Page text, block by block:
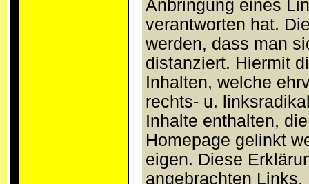
Anbringung eines
verantworten hat.
werden, dass man
distanziert. Hiermit
Inhalten, welche
rechts- u.
Inhalte enthalten,
Homepage gelinkt
eigen. Diese
angebrachten